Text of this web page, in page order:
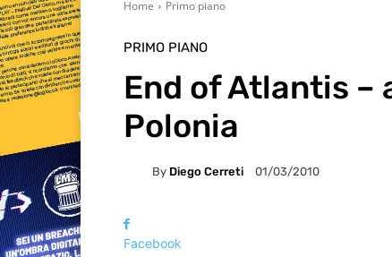
Home Primo piano
PRIMO PIANO
End of Atlantis
Polonia
By Diego Cerreti 01/03/2010
Facebook